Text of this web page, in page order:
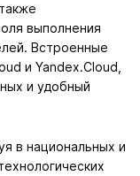
выполнения
Встроенные
и Yandex.Cloud,
и удобный
в национальных и